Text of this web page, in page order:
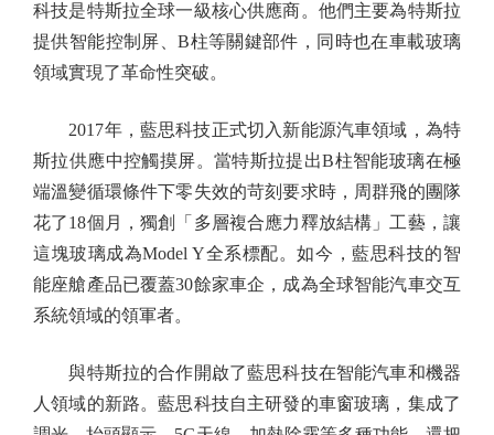
科技是特斯拉全球一級核心供應商。他們主要為特斯拉
提供智能控制屏、B柱等關鍵部件，同時也在車載玻璃
領域實現了革命性突破。
2017年，藍思科技正式切入新能源汽車領域，為特
斯拉供應中控觸摸屏。當特斯拉提出B柱智能玻璃在極
端溫變循環條件下零失效的苛刻要求時，周群飛的團隊
花了18個月，獨創「多層複合應力釋放結構」工藝，讓
這塊玻璃成為Model Y全系標配。如今，藍思科技的智
能座艙產品已覆蓋30餘家車企，成為全球智能汽車交互
系統領域的領軍者。
與特斯拉的合作開啟了藍思科技在智能汽車和機器
人領域的新路。藍思科技自主研發的車窗玻璃，集成了